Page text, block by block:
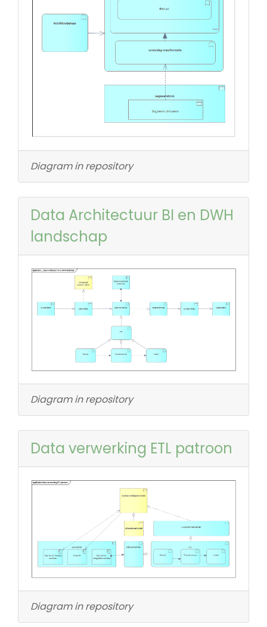
Diagram in repository
Data Architectuur BI en DWH
landschap
Diagram in repository
Data verwerking ETL patroon
Diagram in repository